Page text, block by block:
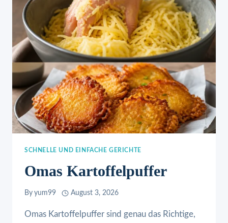
SCHNELLE UND EINFACHE GERICHTE
Omas Kartoffelpuffer
By yum99 August 3, 2026
Omas Kartoffelpuffer sind genau das Richtige,